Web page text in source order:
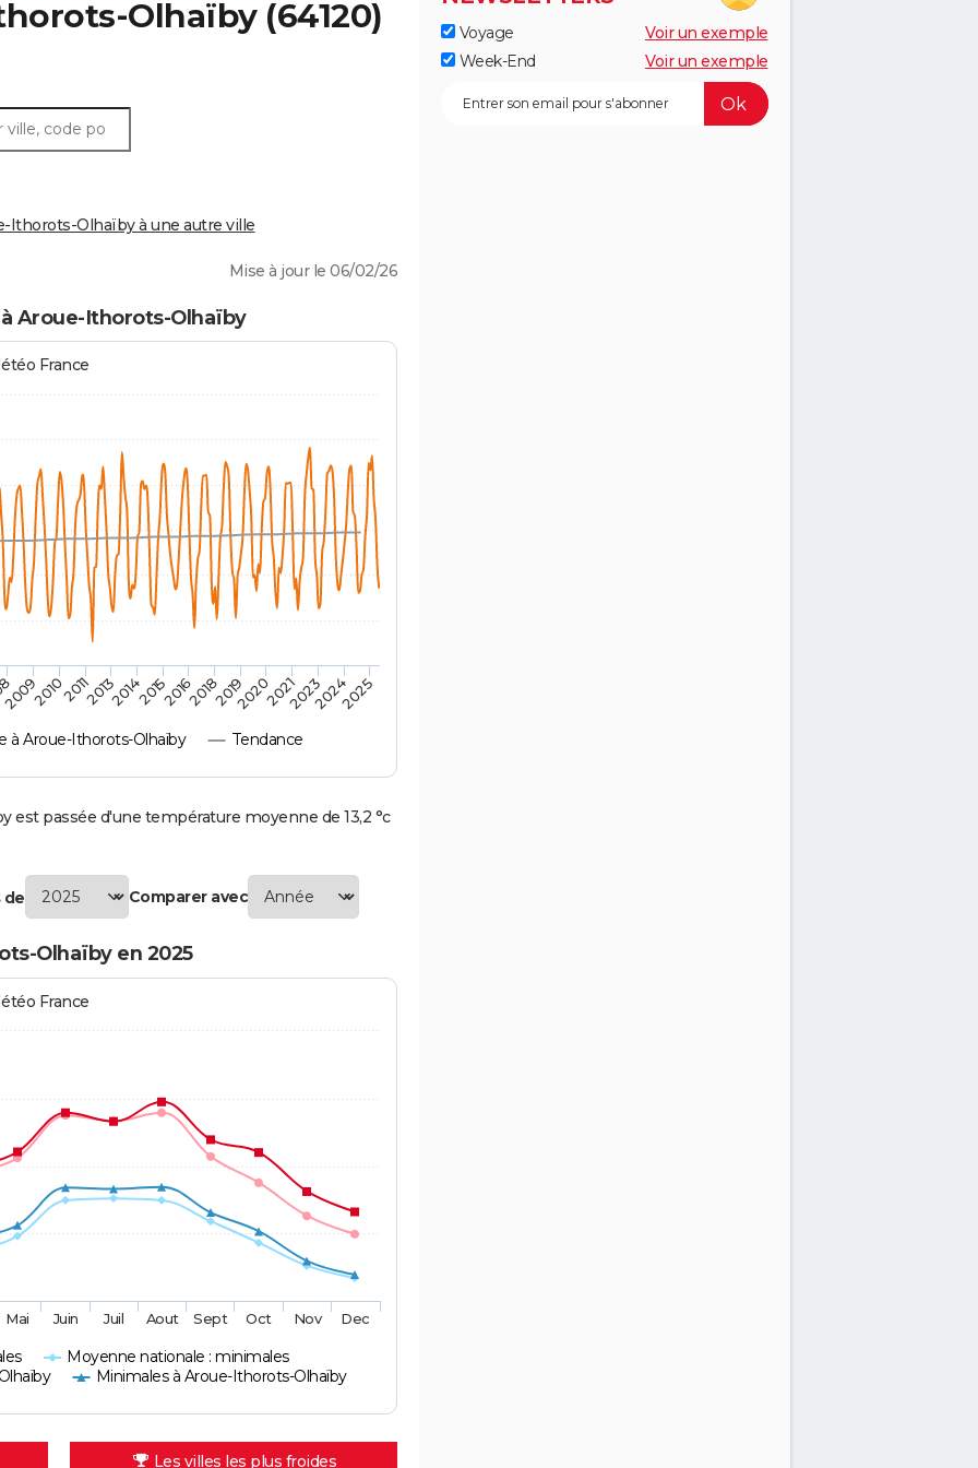
Olhaïby(64120)
Ithorots-Olhaïby à une autre ville
Mise à jour le 06/02/26
Aroue-Ithorots-Olhaïby
France
à Aroue-Ithorots-Olhaïby Tendance
2014
2009201020112013 201520162018201920202021202320242025
passée d'une température moyenne de 13,2 °c
de Comparer avec
Olhaïby en 2025
France
Moyenne nationale : minimales
Minimales à Aroue-Ithorots-Olhaïby
Mai Juin Juil Aout Sept Oct Nov Dec
Les villes les plus froides
Voyage
Voir un exemple
Week-End
Voir un exemple